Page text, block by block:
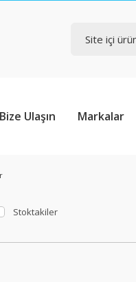
Bize Ulaşın Markalar
Stoktakiler